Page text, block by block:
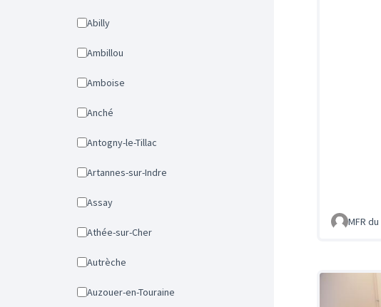
Abilly
Ambillou
Amboise
Anché
Antogny-le-Tillac
Artannes-sur-Indre
Assay
Athée-sur-Cher
Autrèche
Auzouer-en-Touraine
MFR